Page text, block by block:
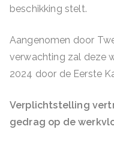
beschikking stelt.
Aangenomen door
verwachting zal deze
2024 door de Eerste
Verplichtstelling
gedrag op de